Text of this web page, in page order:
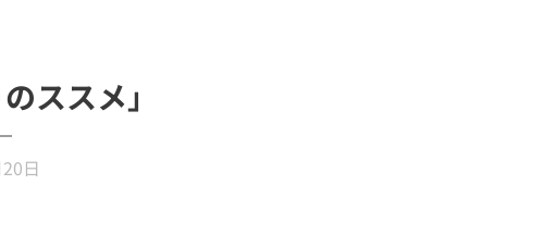
ススメ」
日